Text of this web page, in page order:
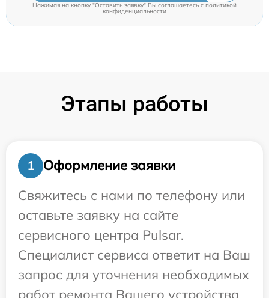
Нажимая на кнопку "Оставить заявку" Вы соглашаетесь cполитикой
конфиденциальности
Этапы работы
1
Оформление заявки
Свяжитесь с нами по телефону или
оставьте заявку на сайте
сервисного центра Pulsar.
Специалист сервиса ответит на Ваш
запрос для уточнения необходимых
работ ремонта Вашего устройства